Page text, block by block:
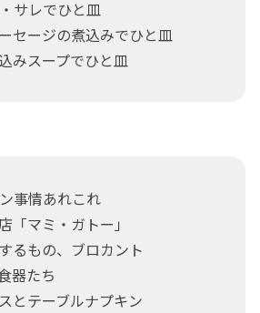
サレでひと皿
セージの煮込みでひと皿
みスープでひと皿
事情あれこれ
「マミ・ガトー」
るもの、ブロカント
器たち
とテーブルナプキン